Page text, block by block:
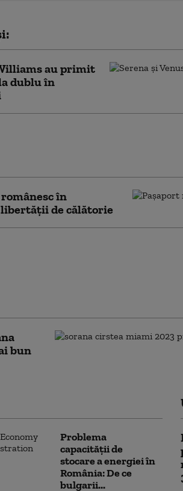
au primit
dublu în
în
de călătorie
bun
Problema
capacității de
stocare a energiei în
România: De ce
bulgarii...